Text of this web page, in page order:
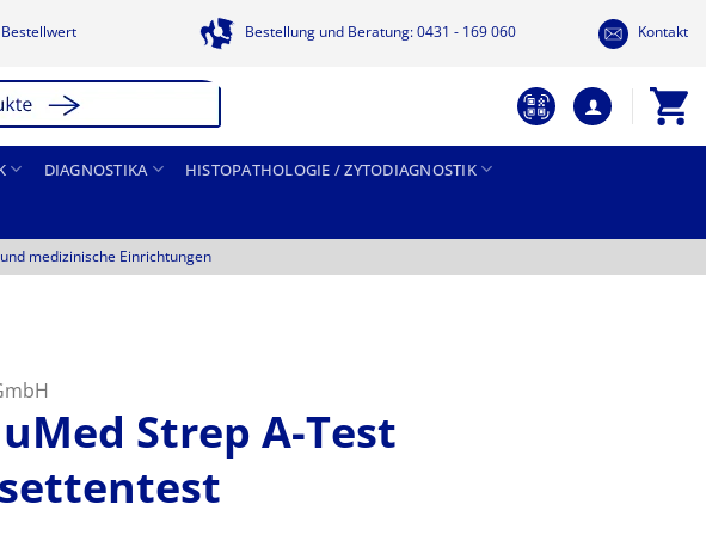
Bestellung und Beratung: 0431 - 169 060 Kontakt
DIAGNOSTIKA HISTOPATHOLOGIE / ZYTODIAGNOSTIK
medizinische Einrichtungen
Strep A-Test